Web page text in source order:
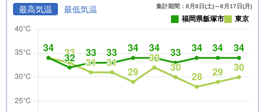
最高気温 最低気温 集計期間：8月8日(土)～8月17日(月)
福岡県飯塚市 東京